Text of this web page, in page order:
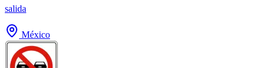
salida
México